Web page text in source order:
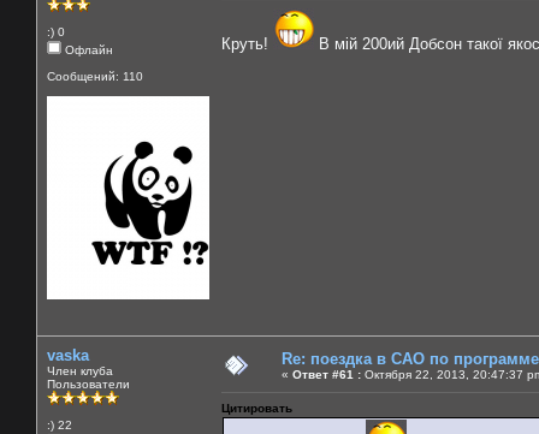
:) 0
Офлайн
Сообщений: 110
Круть! В мій 200ий Добсон такої
vaska
Член клуба
Пользователи
:) 22
Re: поездка в САО по
« Ответ #61 : Октября 22, 2013, 20:47:37
Цитировать